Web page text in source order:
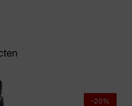
8½, 9, 9½
-20%